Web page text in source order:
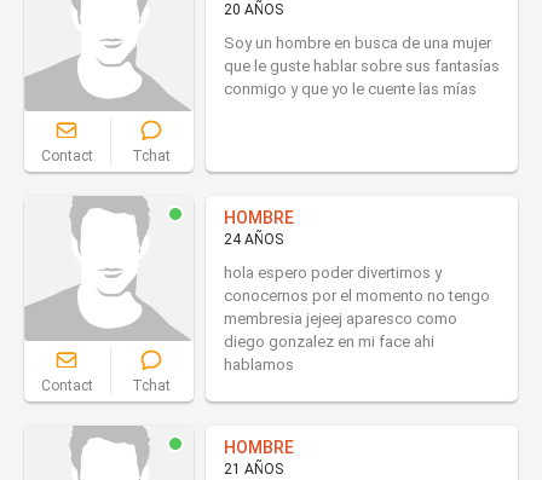
Contact Tchat
20 AÑOS
Soy un hombre en busca de una mujer
que le guste hablar sobre sus fantasías
conmigo y que yo le cuente las mías
Contact Tchat
HOMBRE
24 AÑOS
hola espero poder divertirnos y
conocernos por el momento no tengo
membresia jejeej aparesco como
diego gonzalez en mi face ahi
hablamos
HOMBRE
21 AÑOS